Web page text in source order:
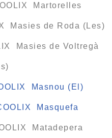
Martorelles
Masies de Roda (Les)
Masies de Voltregà
Masnou (El)
Masquefa
Matadepera